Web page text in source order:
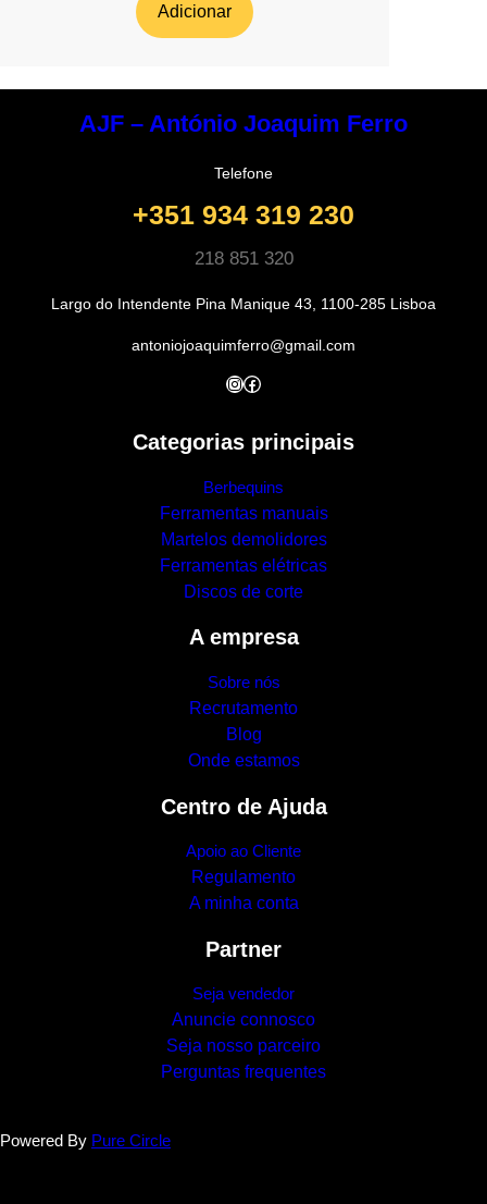
Adicionar
AJF – António Joaquim Ferro
Telefone
+351 934 319 230
218 851 320
Largo do Intendente Pina Manique 43, 1100-285 Lisboa
antoniojoaquimferro@gmail.com
InstagramFacebook
Categorias principais
Berbequins
Ferramentas manuais
Martelos demolidores
Ferramentas elétricas
Discos de corte
A empresa
Sobre nós
Recrutamento
Blog
Onde estamos
Centro de Ajuda
Apoio ao Cliente
Regulamento
A minha conta
Partner
Seja vendedor
Anuncie connosco
Seja nosso parceiro
Perguntas frequentes
Powered By Pure Circle